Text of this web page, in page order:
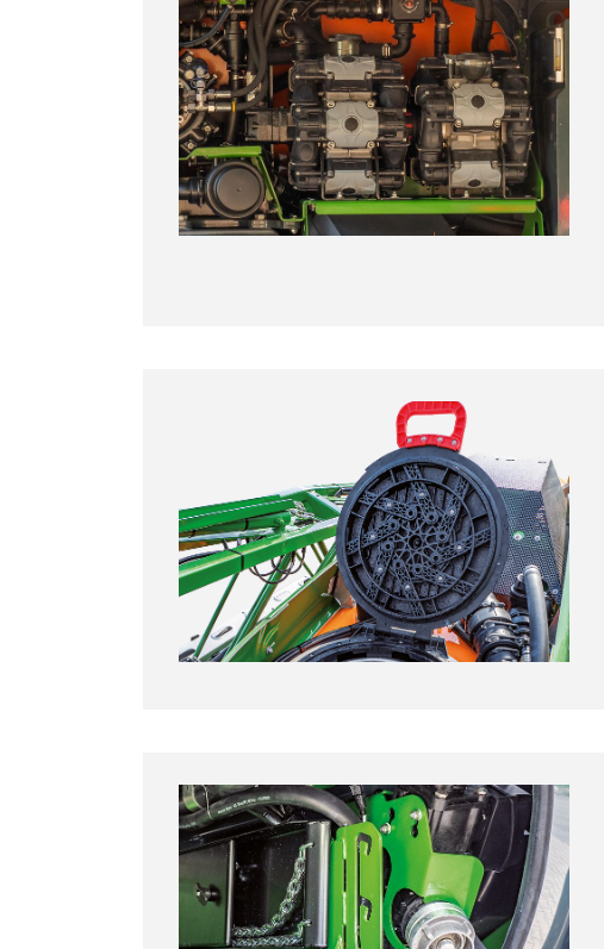
Inyector de alto rendimiento
Tapa en la parte superior del depósito